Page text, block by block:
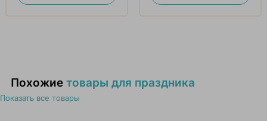
Похожие товары для праздника
Показать все товары